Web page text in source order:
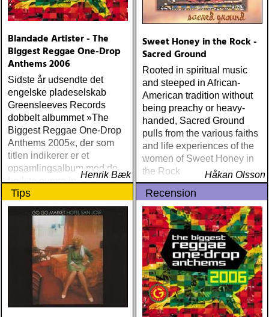
Blandade Artister - The
Biggest Reggae One-Drop
Anthems 2006
Sidste år udsendte det
engelske pladeselskab
Greensleeves Records
dobbelt albummet »The
Biggest Reggae One-Drop
Anthems 2005«, der som
titlen indikerer er et
opsamlingsalbum med de
bedste numre indenfor den
populære reggaestil kaldet
one-drop
Henrik Bæk
Sweet Honey in the Rock -
Sacred Ground
Rooted in spiritual music
and steeped in African-
American tradition without
being preachy or heavy-
handed, Sacred Ground
pulls from the various faiths
and life experiences of the
women of Sweet Honey in
the Rock
Håkan Olsson
Tips Recension